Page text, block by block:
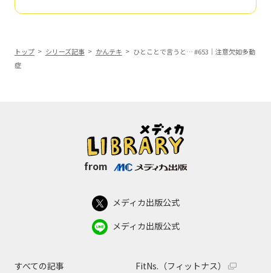
トップ シリーズ記事 かんテキ
ひとことで言うと… #653｜注意欠如多動
症
from
メディカ出版公式
メディカ出版公式
すべての記事
FitNs.（フィットナス）